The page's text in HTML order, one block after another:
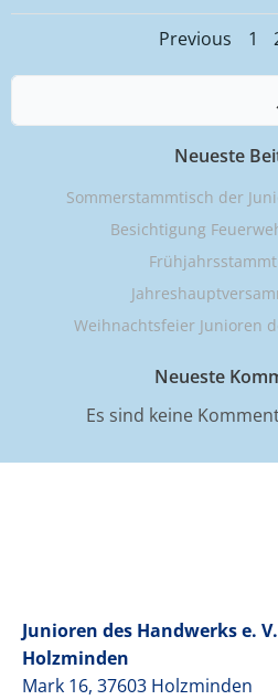
Posts
Previous 1
Neueste
Sommerstammtisch der
Besichtigung
Weihnachtsfeier Junioren
Neueste
Es sind keine
Junioren des Handwerks e.
Holzminden
Mark 16, 37603 Holzminden